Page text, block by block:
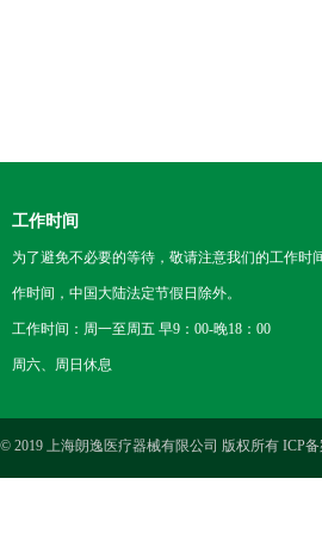
工作时间
为了避免不必要的等待，敬请注意我们的工作时
作时间，中国大陆法定节假日除外。
工作时间：周一至周五 早9：00-晚18：00
周六、周日休息
© 2019 上海朗逸医疗器械有限公司 版权所有 ICP备